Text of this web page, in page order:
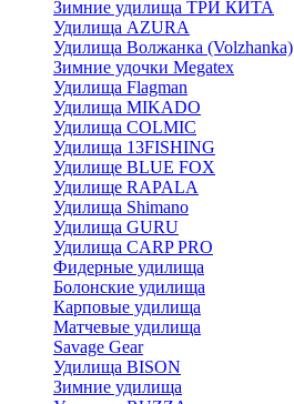
Зимние удилища ТРИ КИТА
Удилища AZURA
Удилища Волжанка (Volzhanka)
Зимние удочки Megatex
Удилища Flagman
Удилища MIKADO
Удилища COLMIC
Удилища 13FISHING
Удилище BLUE FOX
Удилище RAPALA
Удилища Shimano
Удилища GURU
Удилища CARP PRO
Фидерные удилища
Болонские удилища
Карповые удилища
Матчевые удилища
Savage Gear
Удилища BISON
Зимние удилища